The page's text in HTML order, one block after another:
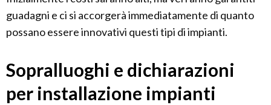
guadagni e ci si accorgerà immediatamente di quanto
possano essere innovativi questi tipi di impianti.
Sopralluoghi e dichiarazioni
per installazione impianti